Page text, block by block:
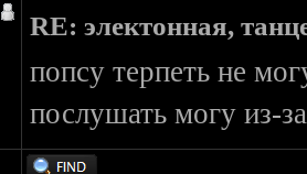
RE: электонная,
попсу терпеть не
послушать могу из-